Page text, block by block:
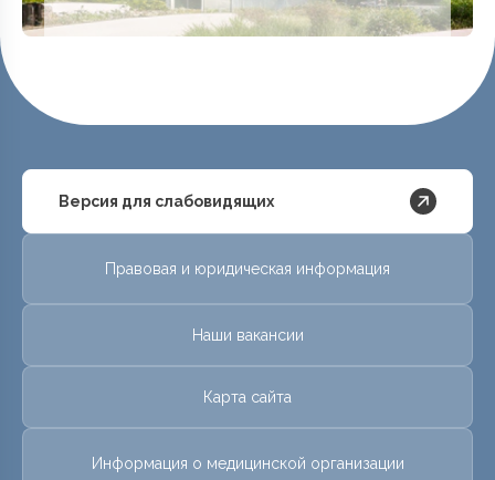
Версия для слабовидящих
Правовая и юридическая информация
Наши вакансии
Карта сайта
Информация о медицинской организации